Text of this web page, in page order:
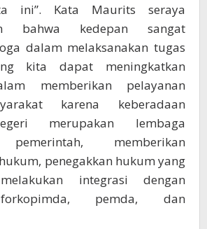
ini”. Kata Maurits seraya
bahwa kedepan sangat
dalam melaksanakan tugas
kita dapat meningkatkan
memberikan pelayanan
karena keberadaan
merupakan lembaga
pemerintah, memberikan
penegakkan hukum yang
integrasi dengan
pemda, dan